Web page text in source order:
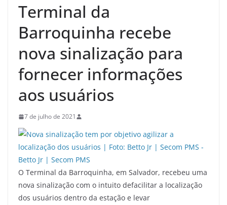
Terminal da
Barroquinha recebe
nova sinalização para
fornecer informações
aos usuários
7 de julho de 2021
O Terminal da Barroquinha, em Salvador, recebeu uma
nova sinalização com o intuito defacilitar a localização
dos usuários dentro da estação e levar